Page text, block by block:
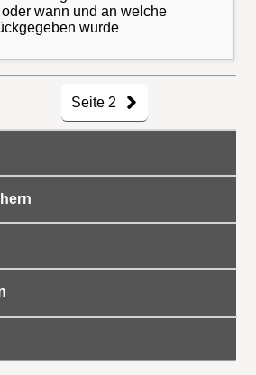
wann und an welche
wurde
Seite 2